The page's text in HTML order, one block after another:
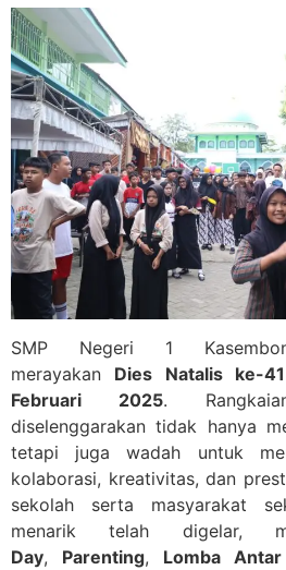
SMP Negeri 1
merayakan Dies Natalis ke-41
Februari 2025.
diselenggarakan tidak hanya
tetapi juga wadah untuk
kolaborasi, kreativitas, dan
sekolah serta masyarakat
menarik telah digelar,
Day, Parenting, Lomba